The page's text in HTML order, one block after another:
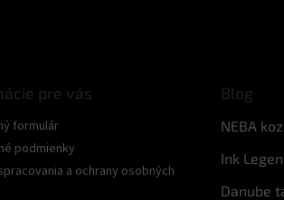
pre vás
formulár
podmienky
a ochrany osobných
Blog
NEBA
Ink
Danube